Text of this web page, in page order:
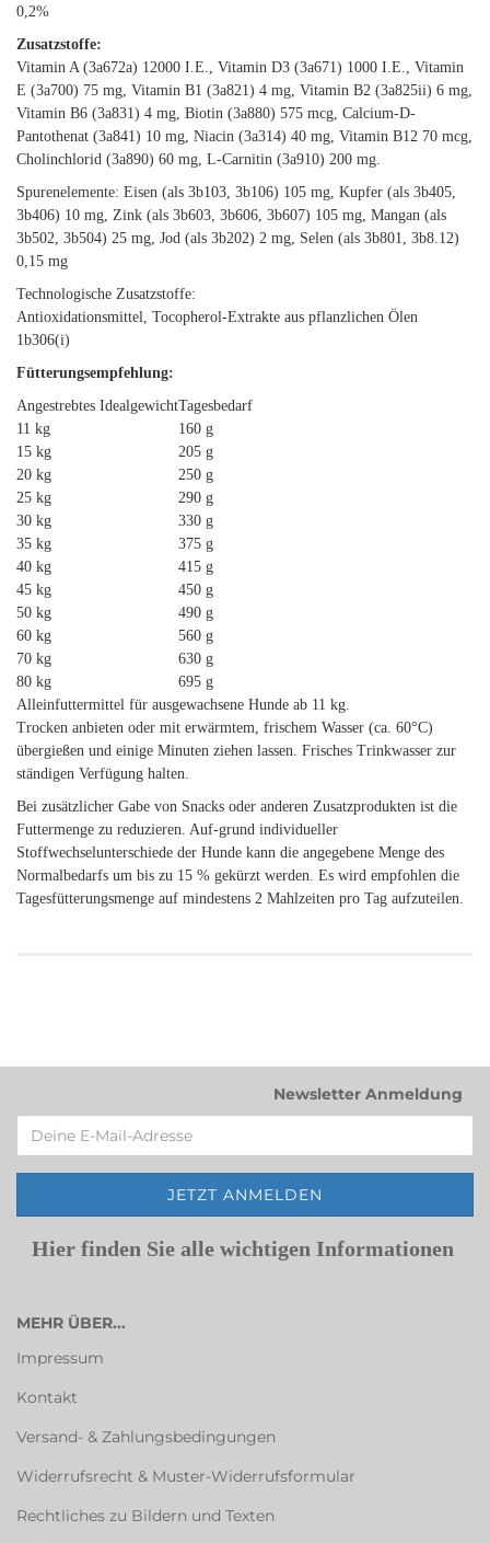
0,2%
Zusatzstoffe:
Vitamin A (3a672a) 12000 I.E., Vitamin D3 (3a671) 1000 I.E., Vitamin
E (3a700) 75 mg, Vitamin B1 (3a821) 4 mg, Vitamin B2 (3a825ii) 6 mg,
Vitamin B6 (3a831) 4 mg, Biotin (3a880) 575 mcg, Calcium-D-
Pantothenat (3a841) 10 mg, Niacin (3a314) 40 mg, Vitamin B12 70 mcg,
Cholinchlorid (3a890) 60 mg, L-Carnitin (3a910) 200 mg.
Spurenelemente: Eisen (als 3b103, 3b106) 105 mg, Kupfer (als 3b405,
3b406) 10 mg, Zink (als 3b603, 3b606, 3b607) 105 mg, Mangan (als
3b502, 3b504) 25 mg, Jod (als 3b202) 2 mg, Selen (als 3b801, 3b8.12)
0,15 mg
Technologische Zusatzstoffe:
Antioxidationsmittel, Tocopherol-Extrakte aus pflanzlichen Ölen
1b306(i)
Fütterungsempfehlung:
Angestrebtes IdealgewichtTagesbedarf
11 kg
160 g
15 kg
205 g
20 kg
250 g
25 kg
290 g
30 kg
330 g
35 kg
375 g
40 kg
415 g
45 kg
450 g
50 kg
490 g
60 kg
560 g
70 kg
630 g
80 kg
695 g
Alleinfuttermittel für ausgewachsene Hunde ab 11 kg.
Trocken anbieten oder mit erwärmtem, frischem Wasser (ca. 60°C)
übergießen und einige Minuten ziehen lassen. Frisches Trinkwasser zur
ständigen Verfügung halten.
Bei zusätzlicher Gabe von Snacks oder anderen Zusatzprodukten ist die
Futtermenge zu reduzieren. Auf-grund individueller
Stoffwechselunterschiede der Hunde kann die angegebene Menge des
Normalbedarfs um bis zu 15 % gekürzt werden. Es wird empfohlen die
Tagesfütterungsmenge auf mindestens 2 Mahlzeiten pro Tag aufzuteilen.
Newsletter Anmeldung
Hier finden Sie alle wichtigen Informationen
MEHR ÜBER...
Impressum
Kontakt
Versand- & Zahlungsbedingungen
Widerrufsrecht & Muster-Widerrufsformular
Rechtliches zu Bildern und Texten